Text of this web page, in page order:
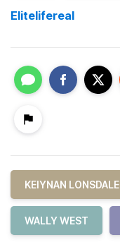
Elitelifereal
KEIYNAN LONSDALE
WALLY WEST